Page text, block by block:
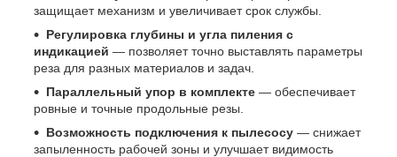
защищает механизм и увеличивает срок службы.
Регулировка глубины и угла пиления с
индикацией — позволяет точно выставлять параметры
реза для разных материалов и задач.
Параллельный упор в комплекте — обеспечивает
ровные и точные продольные резы.
Возможность подключения к пылесосу — снижает
запыленность рабочей зоны и улучшает видимость